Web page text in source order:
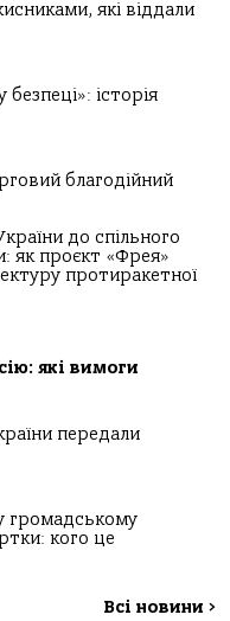
які віддали
історія
благодійний
до спільного
як проєкт «Фрея»
протиракетної
які вимоги
передали
громадському
кого це
Всі новини >